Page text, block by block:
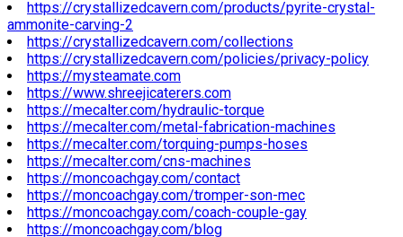
https://crystallizedcavern.com/products/pyrite-crystal-
ammonite-carving-2
https://crystallizedcavern.com/collections
https://crystallizedcavern.com/policies/privacy-policy
https://mysteamate.com
https://www.shreejicaterers.com
https://mecalter.com/hydraulic-torque
https://mecalter.com/metal-fabrication-machines
https://mecalter.com/torquing-pumps-hoses
https://mecalter.com/cns-machines
https://moncoachgay.com/contact
https://moncoachgay.com/tromper-son-mec
https://moncoachgay.com/coach-couple-gay
https://moncoachgay.com/blog